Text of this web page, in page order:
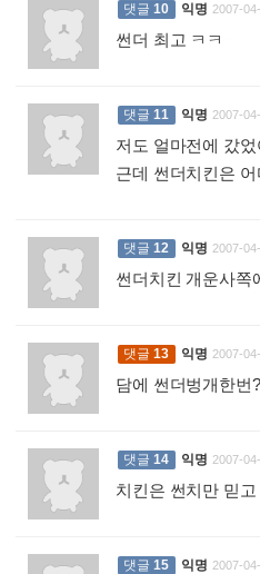
댓글 10 익명 2007-
썬더 최고 ㅋㅋ
댓글 11 익명 2007-
저도 얼마전에 갔
근데 썬더치킨은
댓글 12 익명 2007-
썬더치킨 개운사쪽
댓글 13 익명 2007-
담에 썬더벙개한번
댓글 14 익명 2007-
치킨은 썬치만 믿
댓글 15 익명 2007-